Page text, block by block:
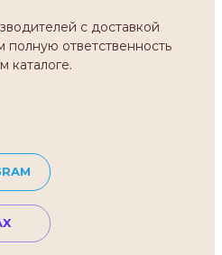
с доставкой
ответственность
каталоге.